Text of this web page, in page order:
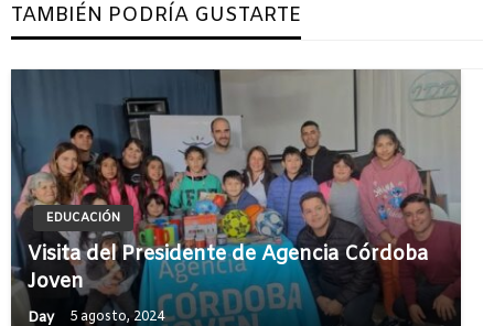
TAMBIÉN PODRÍA GUSTARTE
EDUCACIÓN
Visita del Presidente de Agencia Córdoba
Joven
Day 5 agosto, 2024